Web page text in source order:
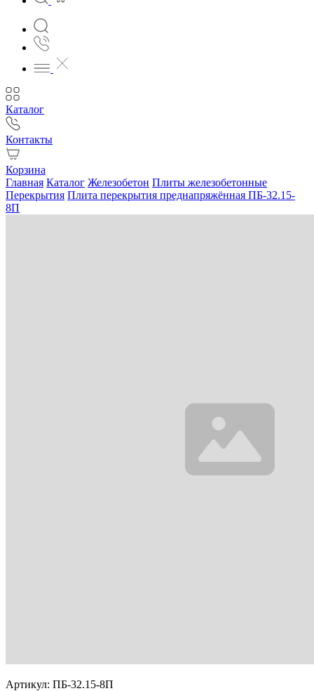
Каталог
Контакты
Корзина
Главная Каталог Железобетон Плиты железобетонные
Перекрытия Плита перекрытия преднапряжённая ПБ-32.15-
8П
Артикул: ПБ-32.15-8П